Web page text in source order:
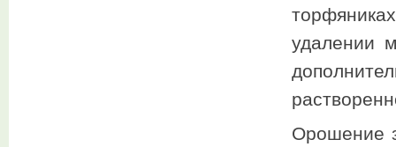
удалении
Орошение